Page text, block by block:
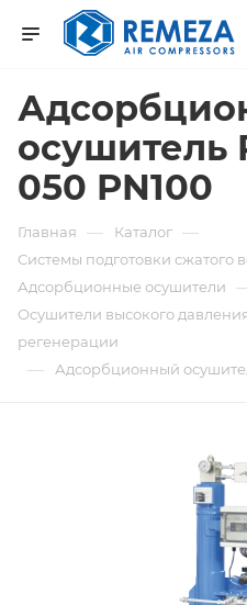
осушитель
050 PN100
Главная — Каталог —
Системы подготовки сжатого
Адсорбционные осушители
Осушители высокого
регенерации
— Адсорбционный